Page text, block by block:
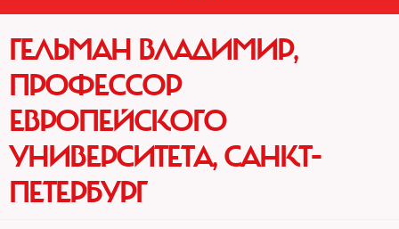
ГЕЛЬМАН ВЛАДИМИР,
ПРОФЕССОР
ЕВРОПЕЙСКОГО
УНИВЕРСИТЕТА, САНКТ-
ПЕТЕРБУРГ